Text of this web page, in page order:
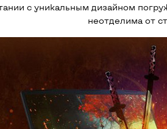
с уникальным дизайном
неотделима от